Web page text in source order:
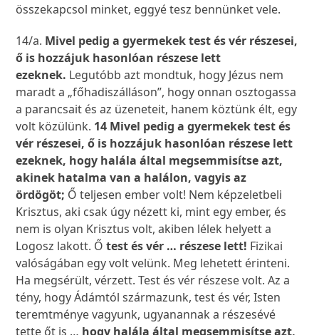
összekapcsol minket, eggyé tesz bennünket vele.
14/a. Mivel pedig a gyermekek test és vér részesei,
ő is hozzájuk hasonlóan részese lett
ezeknek. Legutóbb azt mondtuk, hogy Jézus nem
maradt a „főhadiszálláson”, hogy onnan osztogassa
a parancsait és az üzeneteit, hanem köztünk élt, egy
volt közülünk. 14 Mivel pedig a gyermekek test és
vér részesei, ő is hozzájuk hasonlóan részese lett
ezeknek, hogy halála által megsemmisítse azt,
akinek hatalma van a halálon, vagyis az
ördögöt; Ő teljesen ember volt! Nem képzeletbeli
Krisztus, aki csak úgy nézett ki, mint egy ember, és
nem is olyan Krisztus volt, akiben lélek helyett a
Logosz lakott. Őtest és vér … részese lett! Fizikai
valóságában egy volt velünk. Meg lehetett érinteni.
Ha megsérült, vérzett. Test és vér részese volt. Az a
tény, hogy Ádámtól származunk, test és vér, Isten
teremtménye vagyunk, ugyanannak a részesévé
tette őt is … hogy halála által megsemmisítse azt,